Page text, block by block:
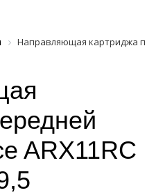
Направляющая картриджа
ARX11RC